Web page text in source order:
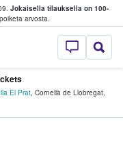
Jokaisella tilauksella on 100-
arvosta.
StubHub -
El Prat, Cornellà de Llobregat,